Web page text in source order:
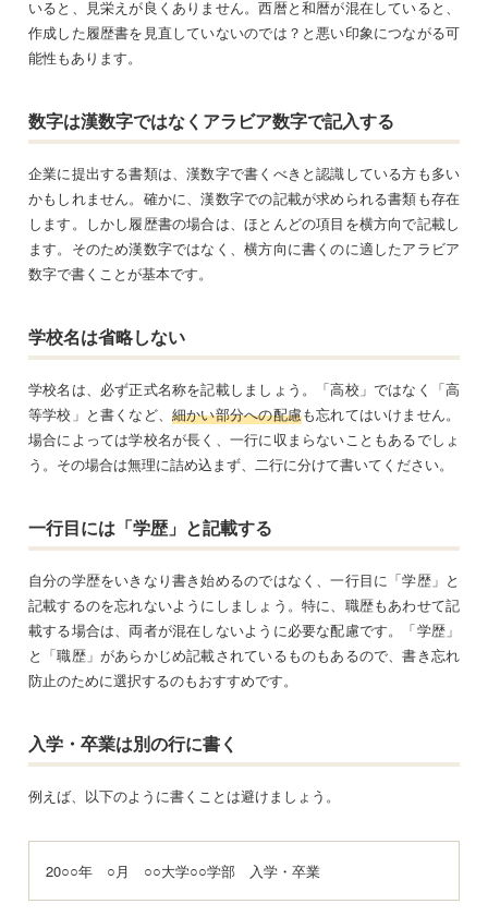
いると、見栄えが良くありません。西暦と和暦が混在していると、
作成した履歴書を見直していないのでは？と悪い印象につながる可
能性もあります。
数字は漢数字ではなくアラビア数字で記入する
企業に提出する書類は、漢数字で書くべきと認識している方も多い
かもしれません。確かに、漢数字での記載が求められる書類も存在
します。しかし履歴書の場合は、ほとんどの項目を横方向で記載し
ます。そのため漢数字ではなく、横方向に書くのに適したアラビア
数字で書くことが基本です。
学校名は省略しない
学校名は、必ず正式名称を記載しましょう。「高校」ではなく「高
等学校」と書くなど、細かい部分への配慮も忘れてはいけません。
場合によっては学校名が長く、一行に収まらないこともあるでしょ
う。その場合は無理に詰め込まず、二行に分けて書いてください。
一行目には「学歴」と記載する
自分の学歴をいきなり書き始めるのではなく、一行目に「学歴」と
記載するのを忘れないようにしましょう。特に、職歴もあわせて記
載する場合は、両者が混在しないように必要な配慮です。「学歴」
と「職歴」があらかじめ記載されているものもあるので、書き忘れ
防止のために選択するのもおすすめです。
入学・卒業は別の行に書く
例えば、以下のように書くことは避けましょう。
20○○年 ○月 ○○大学○○学部 入学・卒業